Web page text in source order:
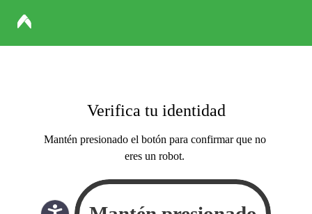
Verifica tu identidad
Mantén presionado el botón para confirmar que no
eres un robot.